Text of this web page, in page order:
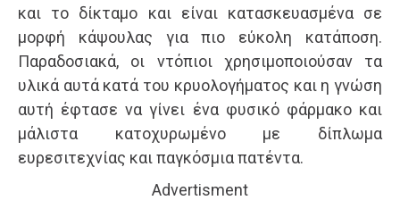
και το δίκταμο και είναι κατασκευασμένα σε
μορφή κάψουλας για πιο εύκολη κατάποση.
Παραδοσιακά, οι ντόπιοι χρησιμοποιούσαν τα
υλικά αυτά κατά του κρυολογήματος και η γνώση
αυτή έφτασε να γίνει ένα φυσικό φάρμακο και
μάλιστα κατοχυρωμένο με δίπλωμα
ευρεσιτεχνίας και παγκόσμια πατέντα.
Advertisment